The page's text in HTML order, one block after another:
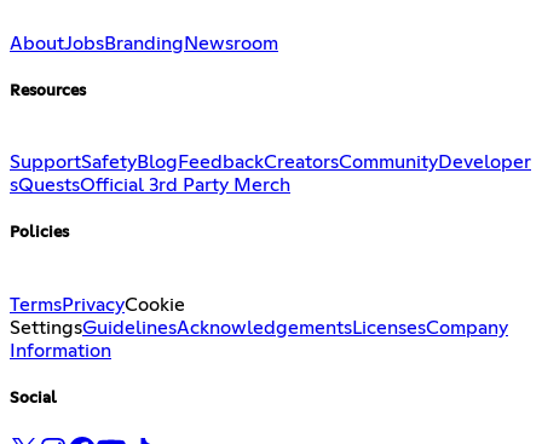
AboutJobsBranding Newsroom
Resources
SupportSafetyBlog FeedbackCreatorsCommunityDeveloper
sQuestsOfficial 3rd Party Merch
Policies
TermsPrivacyCookie
SettingsGuidelinesAcknowledgementsLicensesCompany
Information
Social